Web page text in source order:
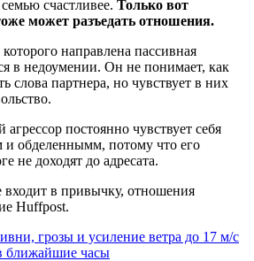
счастливее. Только вот
может разъедать отношения.
направлена пассивная
в недоумении. Он не понимает, как
слова партнера, но чувствует в них
постоянно чувствует себя
обделеннымм, потому что его
не доходят до адресата.
входит в привычку, отношения
Huffpost.
грозы и усиление ветра до 17 м/с
ближайшие часы